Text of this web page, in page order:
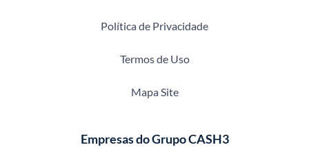
Política de Privacidade
Termos de Uso
Mapa Site
Empresas do Grupo CASH3